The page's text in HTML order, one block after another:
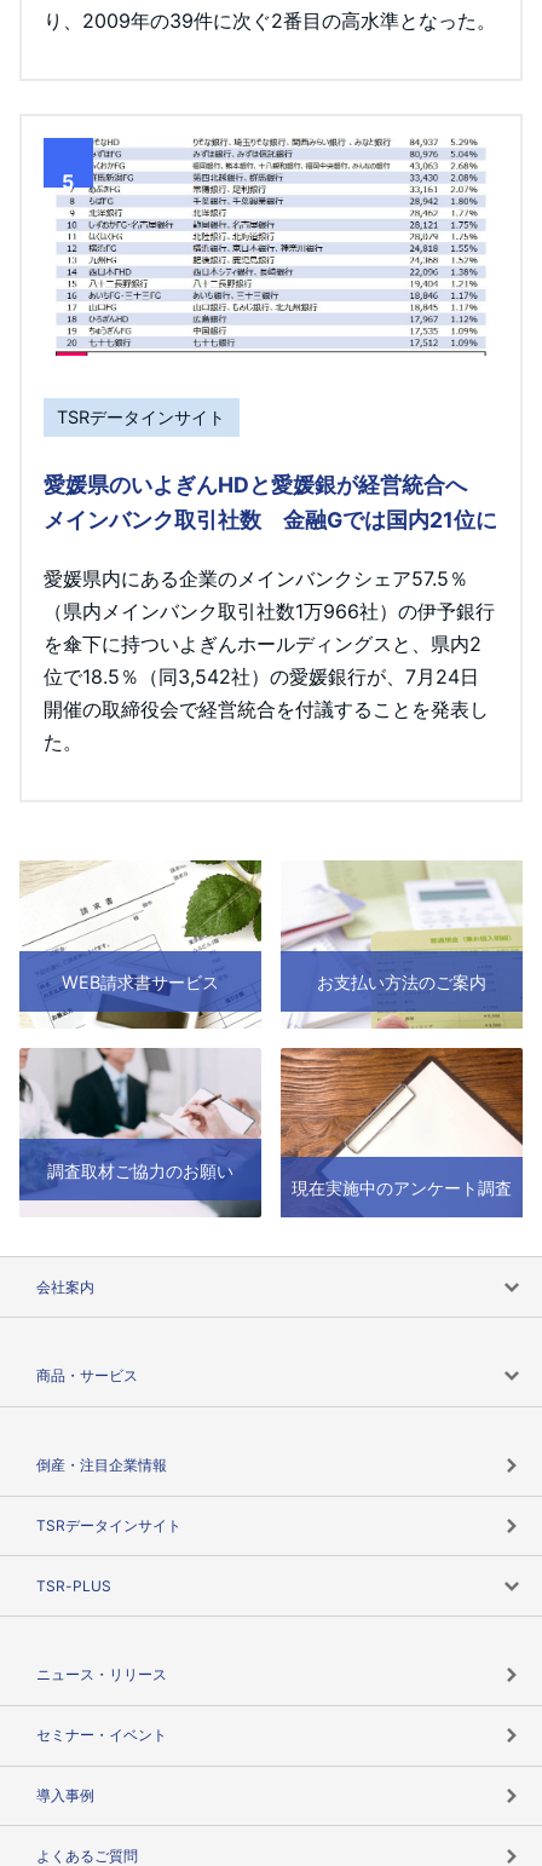
り、2009年の39件に次ぐ2番目の高水準となった。
5
TSRデータインサイト
愛媛県のいよぎんHDと愛媛銀が経営統合へ
メインバンク取引社数 金融Gでは国内21位に
愛媛県内にある企業のメインバンクシェア57.5％
（県内メインバンク取引社数1万966社）の伊予銀行
を傘下に持ついよぎんホールディングスと、県内2
位で18.5％（同3,542社）の愛媛銀行が、7月24日
開催の取締役会で経営統合を付議することを発表し
た。
WEB請求書サービス お支払い方法のご案内
調査取材ご協力のお願い
現在実施中のアンケート調査
会社案内
商品・サービス
倒産・注目企業情報
TSRデータインサイト
TSR-PLUS
ニュース・リリース
セミナー・イベント
導入事例
よくあるご質問